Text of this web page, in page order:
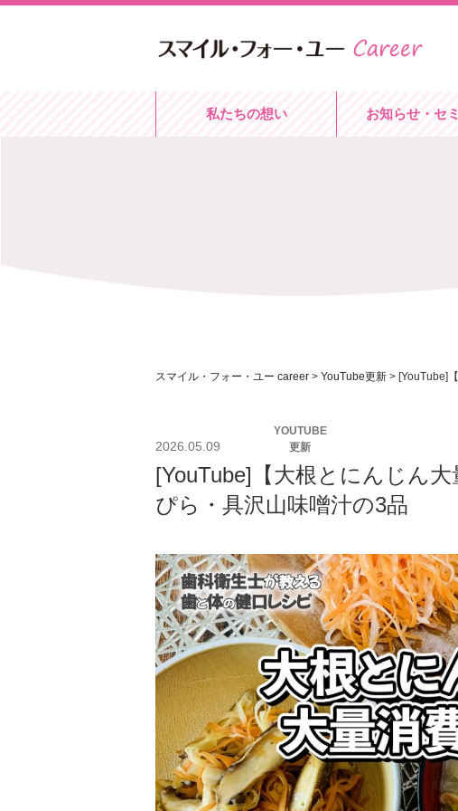
私たちの想い お知らせ・セ
スマイル・フォー・ユー career > YouTube更新 > [YouTube]
稿
2026.05.09
YOUTUBE
更新
[YouTube]【大根とにんじん
ぴら・具沢山味噌汁の3品